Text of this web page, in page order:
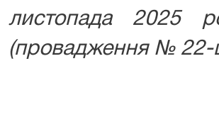
листопада 2025
(провадження № 22-